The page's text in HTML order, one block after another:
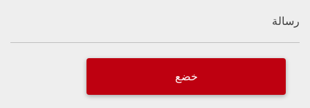
رسالة